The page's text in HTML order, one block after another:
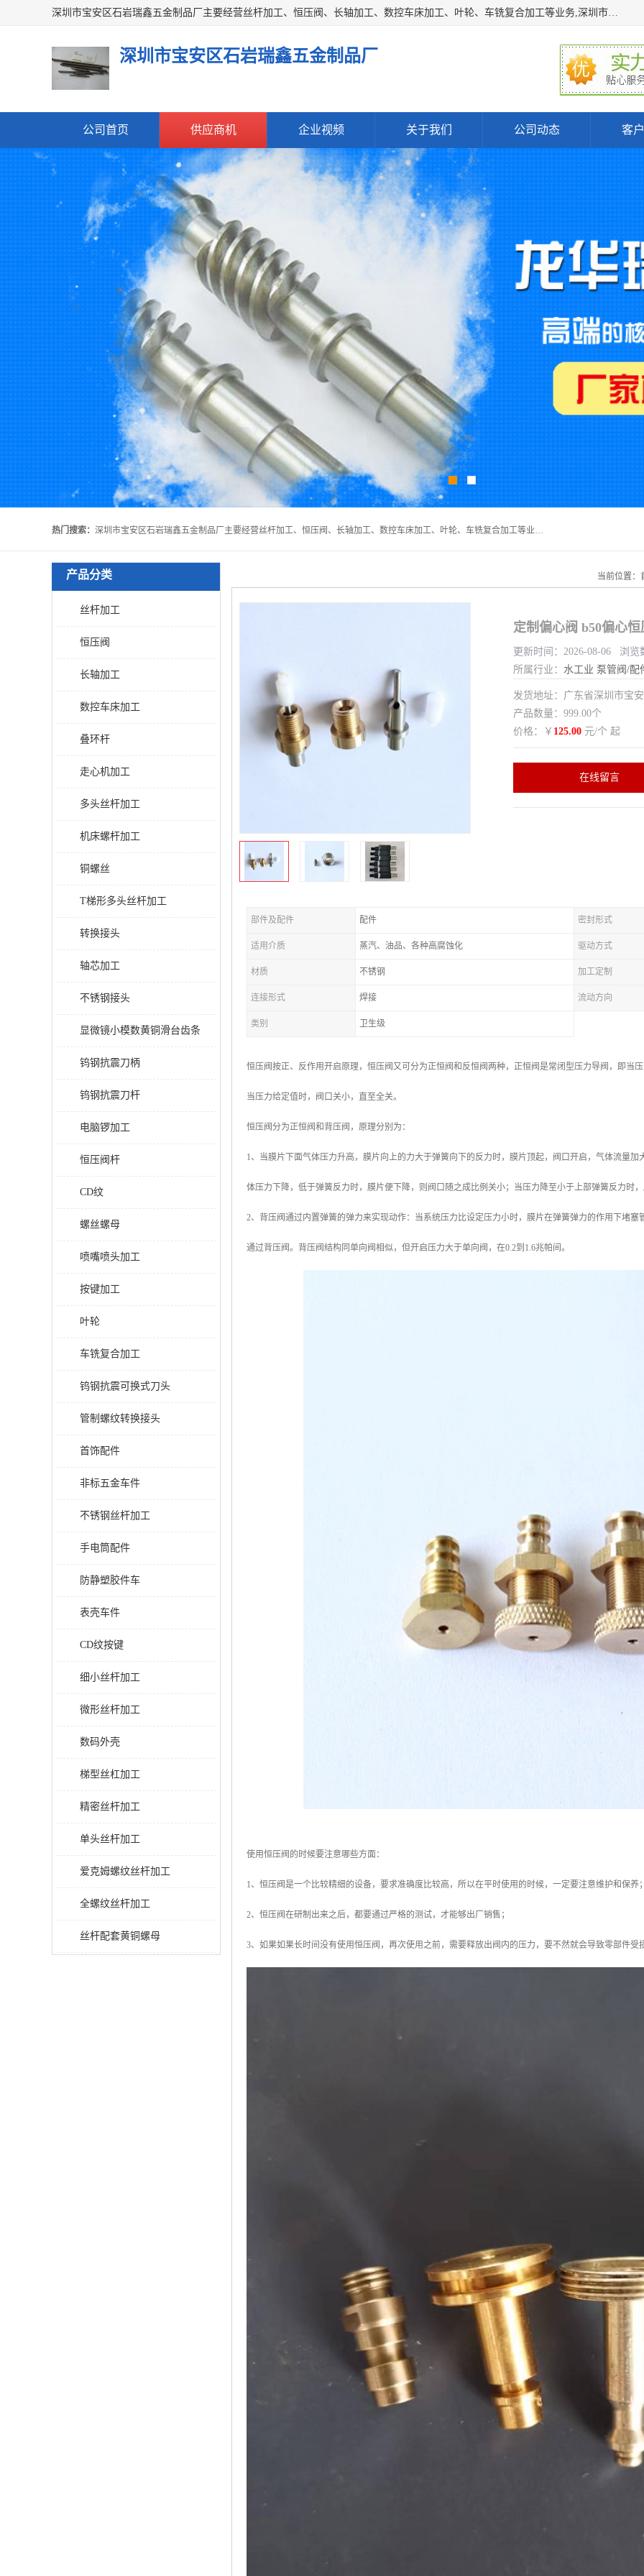
深圳市宝安区石岩瑞鑫五金制品厂主要经营丝杆加工、恒压阀、长轴加工、数控车床加工、叶轮、车铣复合加工等业务,深圳市宝安区石岩瑞鑫五金制品厂产品广泛应用于按摩椅、各类阀门、电机等石化类、机械类产品.
深圳市宝安区石岩瑞鑫五金制品厂
公司首页 供应商机 企业视频 关于我们 公司动态 客
热门搜索： 深圳市宝安区石岩瑞鑫五金制品厂主要经营丝杆加工、恒压阀、长轴加工、数控车床加工、叶轮、车铣复合加工等业务,深圳市宝安区石岩瑞鑫五金制品厂产品广泛应用于按摩椅、各类阀门、电机等石化类、机械类产品.
产品分类
丝杆加工
恒压阀
长轴加工
数控车床加工
叠环杆
走心机加工
多头丝杆加工
机床螺杆加工
铜螺丝
T梯形多头丝杆加工
转换接头
轴芯加工
不锈钢接头
显微镜小模数黄铜滑台齿条
钨钢抗震刀柄
钨钢抗震刀杆
电脑锣加工
恒压阀杆
CD纹
螺丝螺母
喷嘴喷头加工
按键加工
叶轮
车铣复合加工
钨钢抗震可换式刀头
管制螺纹转换接头
首饰配件
非标五金车件
不锈钢丝杆加工
手电筒配件
防静塑胶件车
表壳车件
CD纹按键
细小丝杆加工
微形丝杆加工
数码外壳
梯型丝杠加工
精密丝杆加工
单头丝杆加工
爱克姆螺纹丝杆加工
全螺纹丝杆加工
丝杆配套黄铜螺母
当前位置：
定制偏心阀 b50偏心
更新时间：2026-08-06 浏览
所属行业： 水工业 泵管阀/配
发货地址：广东省深圳市宝
产品数量：999.00个
价格：￥ 125.00 元/个 起
在线留言
部件及配件 配件 密封形式
适用介质 蒸汽、油品、各种高腐蚀化 驱动方式
材质 不锈钢 加工定制
连接形式 焊接 流动方向
类别 卫生级
恒压阀按正、反作用开启原理，恒压阀又可分为正恒阀和反恒阀两种，正恒阀是常闭型压力导阀，即当
当压力给定值时，阀口关小，直至全关。
恒压阀分为正恒阀和背压阀，原理分别为：
1、当膜片下面气体压力升高，膜片向上的力大于弹簧向下的反力时，膜片顶起，阀口开启，气体流量
体压力下降，低于弹簧反力时，膜片便下降，则阀口随之成比例关小；当压力降至小于上部弹簧反力时
2、背压阀通过内置弹簧的弹力来实现动作：当系统压力比设定压力小时，膜片在弹簧弹力的作用下堵
通过背压阀。背压阀结构同单向阀相似，但开启压力大于单向阀，在0.2到1.6兆帕间。
使用恒压阀的时候要注意哪些方面：
1、恒压阀是一个比较精细的设备，要求准确度比较高，所以在平时使用的时候，一定要注意维护和保养
2、恒压阀在研制出来之后，都要通过严格的测试，才能够出厂销售；
3、如果如果长时间没有使用恒压阀，再次使用之前，需要释放出阀内的压力，要不然就会导致零部件受